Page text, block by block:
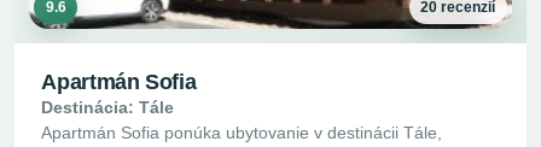
9.6 20 recenzií
Apartmán Sofia
Destinácia: Tále
Apartmán Sofia ponúka ubytovanie v destinácii Tále,